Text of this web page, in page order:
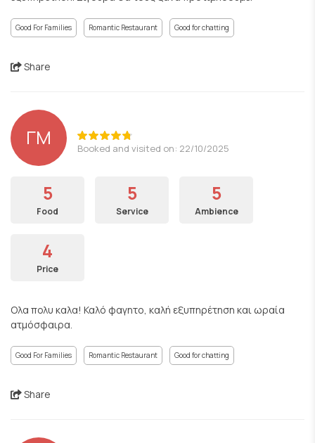
Good For Families Romantic Restaurant Good for chatting
Share
ΓΜ Booked and visited on: 22/10/2025
5
Food
5
Service
5
Ambience
4
Price
Ολα πολυ καλα! Καλό φαγητο, καλή εξυπηρέτηση και ωραία
ατμόσφαιρα.
Good For Families Romantic Restaurant Good for chatting
Share